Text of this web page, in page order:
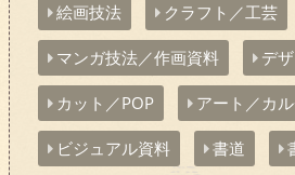
絵画技法 クラフト／工芸
マンガ技法／作画資料 デ
カット／POP アート／カ
ビジュアル資料 書道